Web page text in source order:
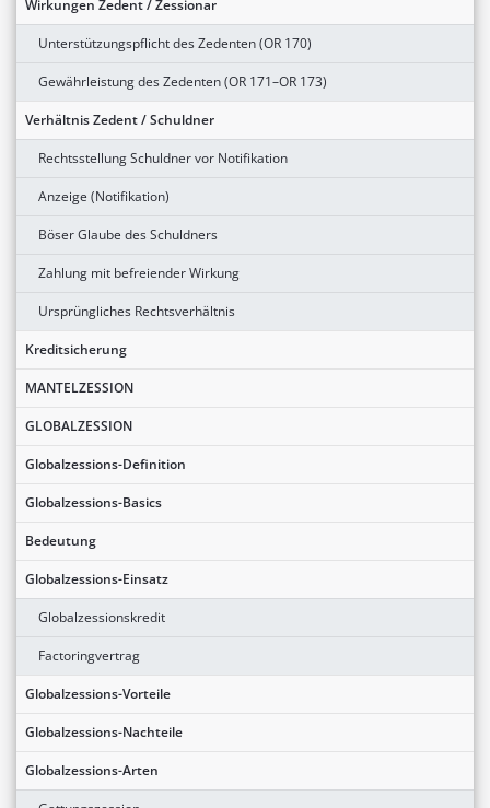
Wirkungen Zedent / Zessionar
Unterstützungspflicht des Zedenten (OR 170)
Gewährleistung des Zedenten (OR 171–OR 173)
Verhältnis Zedent / Schuldner
Rechtsstellung Schuldner vor Notifikation
Anzeige (Notifikation)
Böser Glaube des Schuldners
Zahlung mit befreiender Wirkung
Ursprüngliches Rechtsverhältnis
Kreditsicherung
MANTELZESSION
GLOBALZESSION
Globalzessions-Definition
Globalzessions-Basics
Bedeutung
Globalzessions-Einsatz
Globalzessionskredit
Factoringvertrag
Globalzessions-Vorteile
Globalzessions-Nachteile
Globalzessions-Arten